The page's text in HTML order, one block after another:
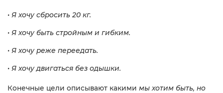
• Я хочу сбросить 20 кг.
• Я хочу быть стройным и гибким.
• Я хочу реже переедать.
• Я хочу двигаться без одышки.
Конечные цели описывают какими мы хотим быть, но